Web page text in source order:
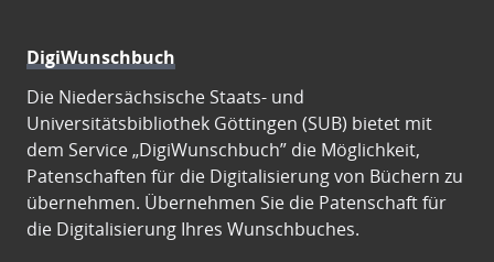
DigiWunschbuch
Die Niedersächsische Staats- und
Universitätsbibliothek Göttingen (SUB) bietet mit
dem Service „DigiWunschbuch” die Möglichkeit,
Patenschaften für die Digitalisierung von Büchern zu
übernehmen. Übernehmen Sie die Patenschaft für
die Digitalisierung Ihres Wunschbuches.